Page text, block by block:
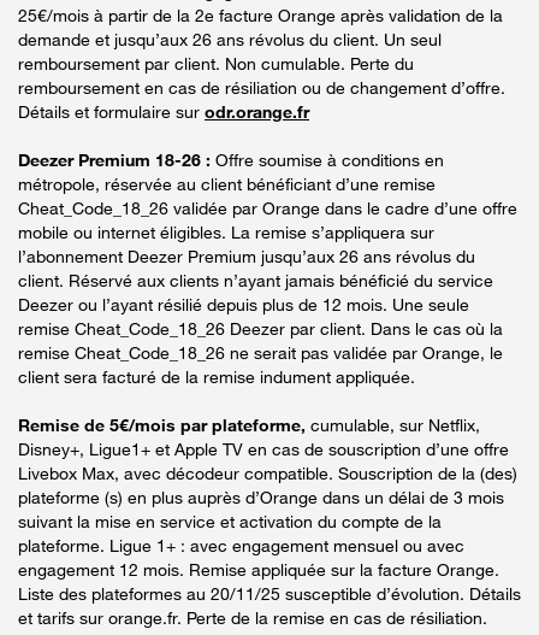
25€/mois à partir de la 2e facture Orange après validation de la
demande et jusqu’aux 26 ans révolus du client. Un seul
remboursement par client. Non cumulable. Perte du
remboursement en cas de résiliation ou de changement d’offre.
Détails et formulaire sur odr.orange.fr
Deezer Premium 18-26 : Offre soumise à conditions en
métropole, réservée au client bénéficiant d’une remise
Cheat_Code_18_26 validée par Orange dans le cadre d’une offre
mobile ou internet éligibles. La remise s’appliquera sur
l’abonnement Deezer Premium jusqu’aux 26 ans révolus du
client. Réservé aux clients n’ayant jamais bénéficié du service
Deezer ou l’ayant résilié depuis plus de 12 mois. Une seule
remise Cheat_Code_18_26 Deezer par client. Dans le cas où la
remise Cheat_Code_18_26 ne serait pas validée par Orange, le
client sera facturé de la remise indument appliquée.
Remise de 5€/mois par plateforme, cumulable, sur Netflix,
Disney+, Ligue1+ et Apple TV en cas de souscription d’une offre
Livebox Max, avec décodeur compatible. Souscription de la (des)
plateforme (s) en plus auprès d’Orange dans un délai de 3 mois
suivant la mise en service et activation du compte de la
plateforme. Ligue 1+ : avec engagement mensuel ou avec
engagement 12 mois. Remise appliquée sur la facture Orange.
Liste des plateformes au 20/11/25 susceptible d’évolution. Détails
et tarifs sur orange.fr. Perte de la remise en cas de résiliation.